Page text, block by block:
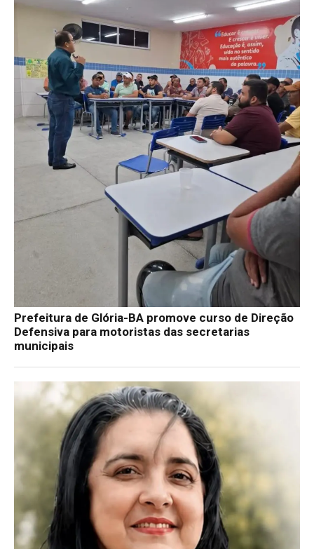
Prefeitura de Glória-BA promove curso de Direção
Defensiva para motoristas das secretarias
municipais